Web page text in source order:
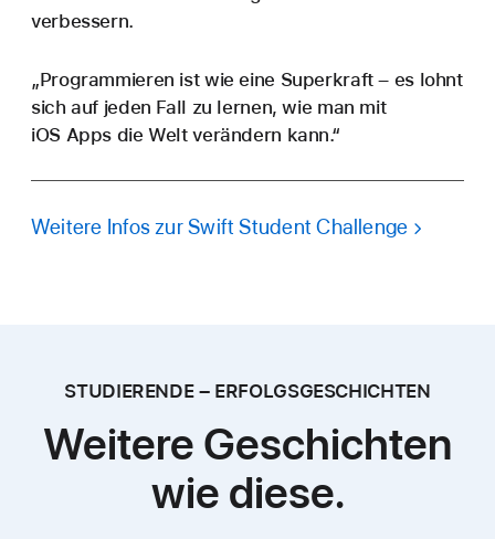
verbessern.
„Programmieren ist wie eine Superkraft – es lohnt
sich auf jeden Fall zu lernen, wie man mit
iOS Apps die Welt verändern kann.“
Weitere Infos zur Swift Student Challenge
STUDIERENDE – ERFOLGSGESCHICHTEN
Weitere Geschichten
wie diese.